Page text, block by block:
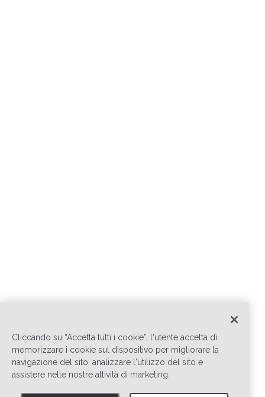
Cliccando su “Accetta tutti i cookie”, l'utente accetta di
memorizzare i cookie sul dispositivo per migliorare la
navigazione del sito, analizzare l'utilizzo del sito e
assistere nelle nostre attività di marketing.